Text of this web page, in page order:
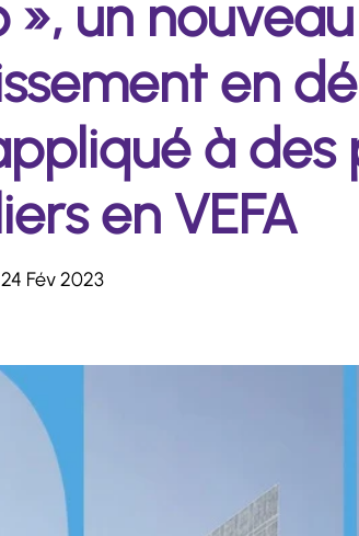
», un
en
à
en VEFA
24 Fév 2023